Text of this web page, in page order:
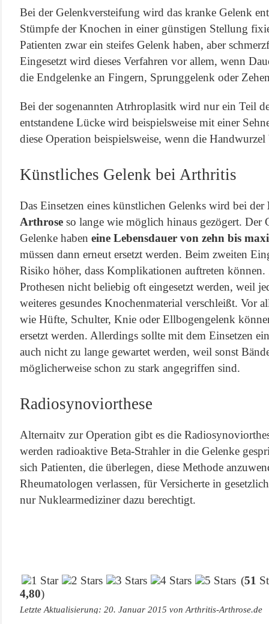
Bei der Gelenkversteifung wird das kranke Gelenk
Stümpfe der Knochen in einer günstigen Stellung
Patienten zwar ein steifes Gelenk haben, aber
Eingesetzt wird dieses Verfahren vor allem, wenn
die Endgelenke an Fingern, Sprunggelenk oder
Bei der sogenannten Atrhroplasitk wird nur ein Teil
entstandene Lücke wird beispielsweise mit einer
diese Operation beispielsweise, wenn die
Künstliches Gelenk bei Arthritis
Das Einsetzen eines künstlichen Gelenks wird bei der
Arthrose so lange wie möglich hinaus gezögert. Der
Gelenke haben eine Lebensdauer von zehn bis
müssen dann erneut ersetzt werden. Beim zweiten
Risiko höher, dass Komplikationen auftreten
Prothesen nicht beliebig oft eingesetzt werden, weil
weiteres gesundes Knochenmaterial verschleißt. Vor
wie Hüfte, Schulter, Knie oder Ellbogengelenk
ersetzt werden. Allerdings sollte mit dem Einsetzen
auch nicht zu lange gewartet werden, weil sonst
möglicherweise schon zu stark angegriffen sind.
Radiosynoviorthese
Alternaitv zur Operation gibt es die
werden radioaktive Beta-Strahler in die Gelenke
sich Patienten, die überlegen, diese Methode
Rheumatologen verlassen, für Versicherte in
nur Nuklearmediziner dazu berechtigt.
(51
4,80)
Letzte Aktualisierung: 20. Januar 2015 vonArthritis-Arthrose.de